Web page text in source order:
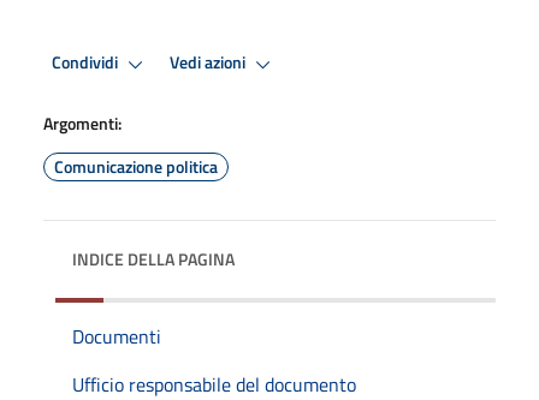
Condividi Vedi azioni
Argomenti:
Comunicazione politica
INDICE DELLA PAGINA
Documenti
Ufficio responsabile del documento